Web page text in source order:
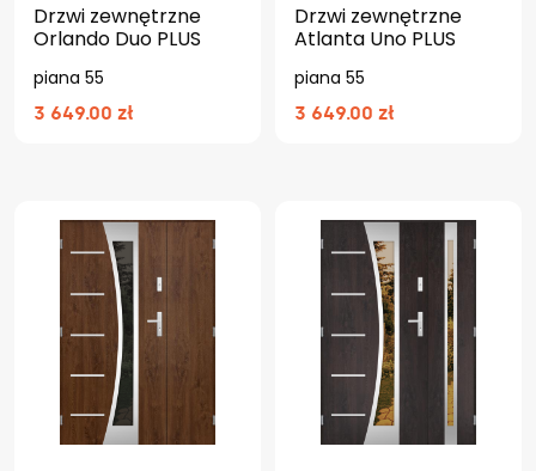
Drzwi zewnętrzne
Orlando Duo PLUS
piana 55
3 649.00 zł
Drzwi zewnętrzne
Atlanta Uno PLUS
piana 55
3 649.00 zł